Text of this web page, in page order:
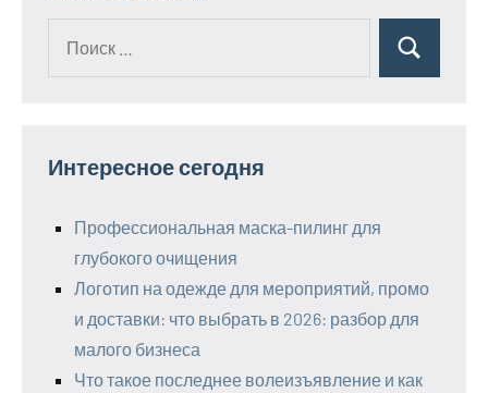
Поиск
Интересное сегодня
Профессиональная маска-пилинг для
глубокого очищения
Логотип на одежде для мероприятий, промо
и доставки: что выбрать в 2026: разбор для
малого бизнеса
Что такое последнее волеизъявление и как